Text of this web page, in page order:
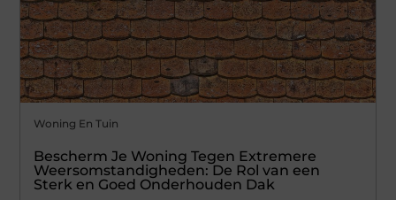
Woning En Tuin
Bescherm Je Woning Tegen Extremere
Weersomstandigheden: De Rol van een
Sterk en Goed Onderhouden Dak